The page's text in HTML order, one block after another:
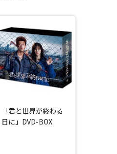
「君と世界が終わる
日に」DVD-BOX